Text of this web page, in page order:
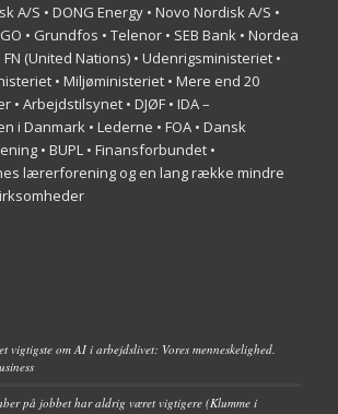
A/S • DONG Energy • Novo Nordisk A/S •
• Grundfos • Telenor • SEB Bank • Nordea
FN (United Nations) • Udenrigsministeriet •
• Miljøministeriet • Mere end 20
Arbejdstilsynet • DJØF • IDA –
i Danmark • Lederne • FOA • Dansk
• BUPL • Finansforbundet •
lærerforening og en lang række mindre
vigtigste om AI i arbejdslivet: Vores menneskelighed.
på jobbet har aldrig været vigtigere (Klumme i